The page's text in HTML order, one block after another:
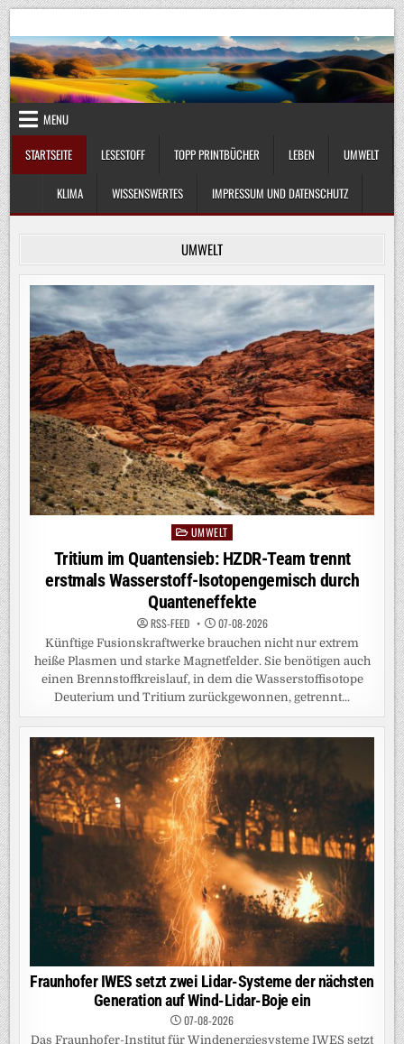
Skip
to
content
UmweltKlima.com
MENU
STARTSEITE
LESESTOFF TOPP PRINTBÜCHER LEBEN UMWELT
KLIMA WISSENSWERTES IMPRESSUM UND DATENSCHUTZ
UMWELT
PostedUMWELT
Tritium im Quantensieb: HZDR-Team trennt
erstmals Wasserstoff-Isotopengemisch durch
Quanteneffekte
RSS-FEED 07-08-2026
Künftige Fusionskraftwerke brauchen nicht nur extrem
heiße Plasmen und starke Magnetfelder. Sie benötigen auch
einen Brennstoffkreislauf, in dem die Wasserstoffisotope
Deuterium und Tritium zurückgewonnen, getrennt...
Fraunhofer IWES setzt zwei Lidar-Systeme der nächsten
Generation auf Wind-Lidar-Boje ein
07-08-2026
Das Fraunhofer-Institut für Windenergiesysteme IWES setzt